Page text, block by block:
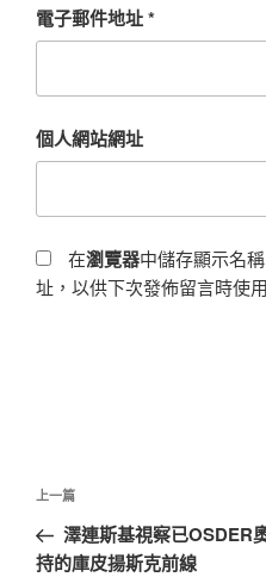
電子郵件地址*
個人網站網址
在瀏覽器中儲存顯示名
址，以供下次發佈留言時使
文
導
上
一
篇
上一篇
澤連斯基視察已OSDER
持的庫皮揚斯克前線